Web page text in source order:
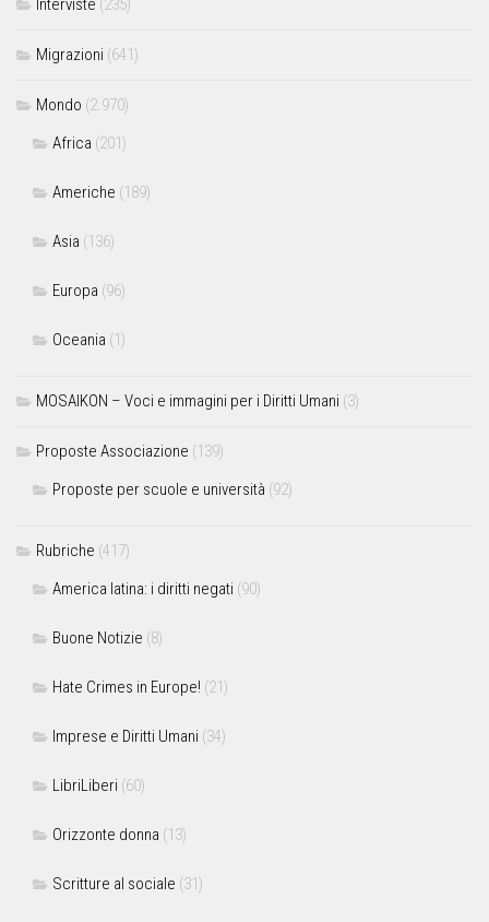
Interviste (235)
Migrazioni (641)
Mondo (2.970)
Africa (201)
Americhe (189)
Asia (136)
Europa (96)
Oceania (1)
MOSAIKON – Voci e immagini per i Diritti Umani (3)
Proposte Associazione (139)
Proposte per scuole e università (92)
Rubriche (417)
America latina: i diritti negati (90)
Buone Notizie (8)
Hate Crimes in Europe! (21)
Imprese e Diritti Umani (34)
LibriLiberi (60)
Orizzonte donna (13)
Scritture al sociale (31)